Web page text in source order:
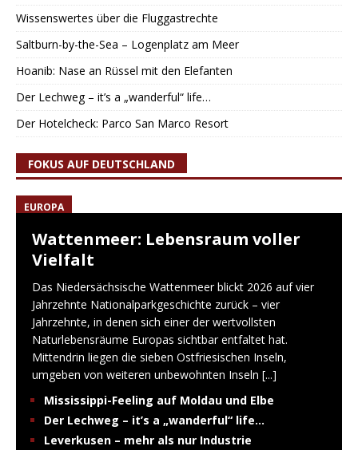
Wissenswertes über die Fluggastrechte
Saltburn-by-the-Sea – Logenplatz am Meer
Hoanib: Nase an Rüssel mit den Elefanten
Der Lechweg – it’s a „wanderful“ life…
Der Hotelcheck: Parco San Marco Resort
FOKUS AUF DEUTSCHLAND
EUROPA
Wattenmeer: Lebensraum voller
Vielfalt
Das Niedersächsische Wattenmeer blickt 2026 auf vier
Jahrzehnte Nationalparkgeschichte zurück – vier
Jahrzehnte, in denen sich einer der wertvollsten
Naturlebensräume Europas sichtbar entfaltet hat.
Mittendrin liegen die sieben Ostfriesischen Inseln,
umgeben von weiteren unbewohnten Inseln [...]
Mississippi-Feeling auf Moldau und Elbe
Der Lechweg – it’s a „wanderful“ life…
Leverkusen – mehr als nur Industrie